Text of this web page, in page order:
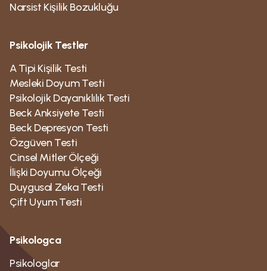
Narsist Kişilik Bozukluğu
Psikolojik Testler
A Tipi Kişilik Testi
Mesleki Doyum Testi
Psikolojik Dayanıklılık Testi
Beck Anksiyete Testi
Beck Depresyon Testi
Özgüven Testi
Cinsel Mitler Ölçeği
İlişki Doyumu Ölçeği
Duygusal Zeka Testi
Çift Uyum Testi
Psikologca
Psikologlar